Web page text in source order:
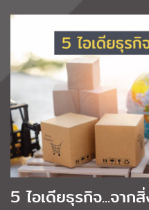
5 ไอเดียธุรกิจ...จาก